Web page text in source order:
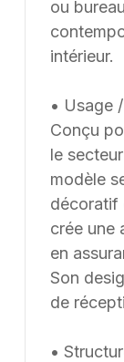
modèles
mesure,
pouvons
mesure à
pouvant être
les usages
ou
intérieur.
• Usage
Conçu
le
modèle
décoratif
crée une
en
Son
de
•